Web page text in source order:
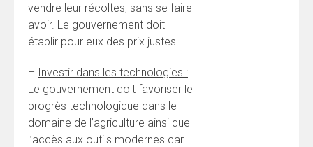
vendre leur récoltes, sans se faire
avoir. Le gouvernement doit
établir pour eux des prix justes.
– Investir dans les technologies :
Le gouvernement doit favoriser le
progrès technologique dans le
domaine de l’agriculture ainsi que
l’accès aux outils modernes car